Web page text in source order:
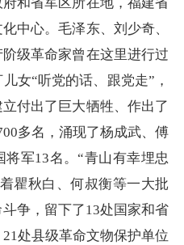
中心。毛泽东、刘少奇、
级革命家曾在这里进行过
女“听党的话、跟党走”，
付出了巨大牺牲、作出了
多名，涌现了杨成武、傅
军13名。“青山有幸埋忠
瞿秋白、何叔衡等一大批
争，留下了13处国家和省
处县级革命文物保护单位